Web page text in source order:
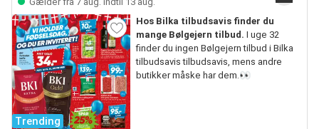
Trending
Hos Bilka tilbudsavis finder du
mange Bølgejern tilbud. I uge 32
finder du ingen Bølgejern tilbud i Bilka
tilbudsavis tilbudsavis, mens andre
butikker måske har dem.👀